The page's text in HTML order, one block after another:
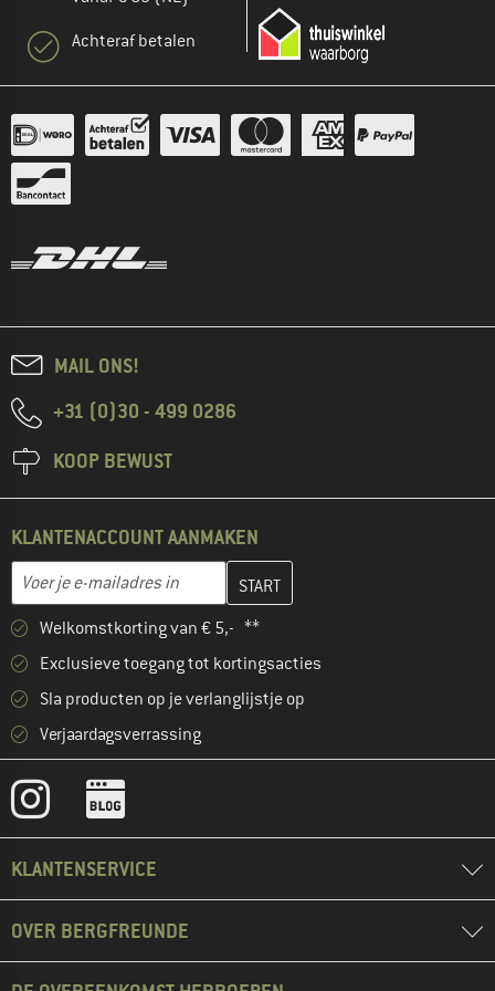
Achteraf betalen
MAIL ONS!
+31 (0)30 - 499 0286
KOOP BEWUST
KLANTENACCOUNT AANMAKEN
E-mailadres
Vul je e-mailadres hier in en maak in de volgende stap je
Welkomstkorting van € 5,- **
Exclusieve toegang tot kortingsacties
Sla producten op je verlanglijstje op
Verjaardagsverrassing
KLANTENSERVICE
OVER BERGFREUNDE